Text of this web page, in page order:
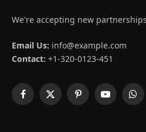
We're accepting new
Email Us: info@example.com
Contact: +1-320-0123-451
Facebook
X
PinterestYouTube